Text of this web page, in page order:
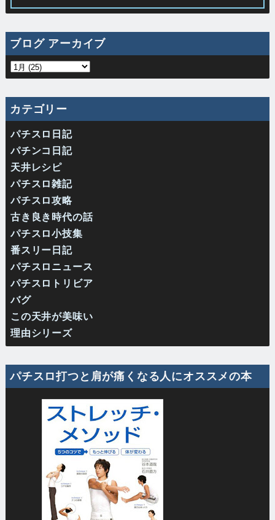
ブログ アーカイブ
カテゴリー
パチスロ日記
パチンコ日記
天井レシピ
パチスロ雑記
パチスロ攻略
古き良き時代の話
パチスロ小技集
番スリー日記
パチスロニュース
パチスロトリビア
バグ
この天井が美味い
理由シリーズ
パチスロ打つと肩が痛くなる人にオススメの本